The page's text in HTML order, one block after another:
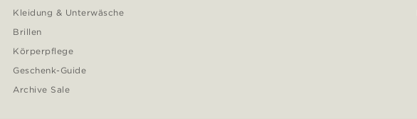
Kleidung & Unterwäsche
Brillen
Körperpflege
Geschenk-Guide
Archive Sale